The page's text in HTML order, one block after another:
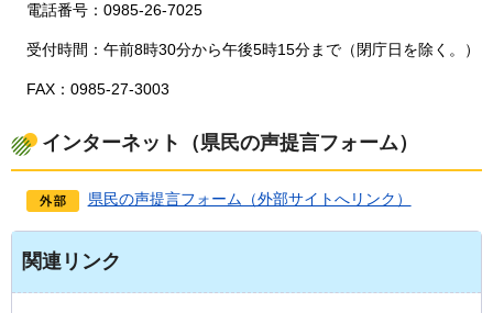
電話番号：0985-26-7025
受付時間：午前8時30分から午後5時15分まで（閉庁日を除く。）
FAX：0985-27-3003
インターネット（県民の声提言フォーム）
県民の声提言フォーム（外部サイトへリンク）
関連リンク